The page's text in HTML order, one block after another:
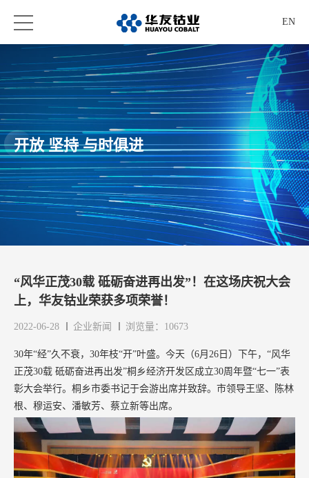
EN
开放 坚持 与时俱进
“风华正茂30载 砥砺奋进再出发”！在这场庆祝大会
上，华友钴业荣获多项荣誉！
2022-06-28 企业新闻 浏览量：10673
30年“经”久不衰，30年枝“开”叶盛。今天（6月26日）下午，“风华
正茂30载 砥砺奋进再出发”桐乡经济开发区成立30周年暨“七一”表
彰大会举行。桐乡市委书记于会游出席并致辞。市领导王坚、陈林
根、穆运安、潘敏芳、蔡立新等出席。